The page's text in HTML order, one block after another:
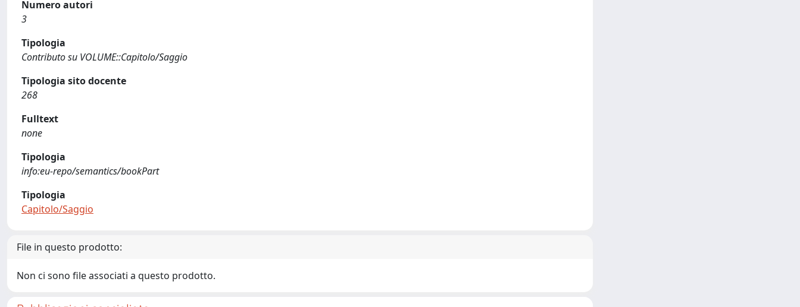
Numero autori
3
Tipologia
Contributo su VOLUME::Capitolo/Saggio
Tipologia sito docente
268
Fulltext
none
Tipologia
info:eu-repo/semantics/bookPart
Tipologia
Capitolo/Saggio
File in questo prodotto:
Non ci sono file associati a questo prodotto.